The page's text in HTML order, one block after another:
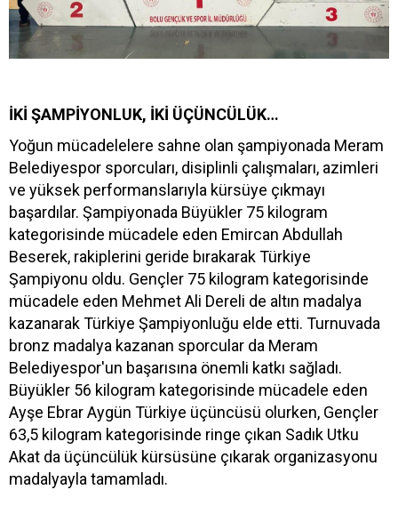
İKİ ŞAMPİYONLUK, İKİ ÜÇÜNCÜLÜK…
Yoğun mücadelelere sahne olan şampiyonada Meram
Belediyespor sporcuları, disiplinli çalışmaları, azimleri
ve yüksek performanslarıyla kürsüye çıkmayı
başardılar. Şampiyonada Büyükler 75 kilogram
kategorisinde mücadele eden Emircan Abdullah
Beserek, rakiplerini geride bırakarak Türkiye
Şampiyonu oldu. Gençler 75 kilogram kategorisinde
mücadele eden Mehmet Ali Dereli de altın madalya
kazanarak Türkiye Şampiyonluğu elde etti. Turnuvada
bronz madalya kazanan sporcular da Meram
Belediyespor'un başarısına önemli katkı sağladı.
Büyükler 56 kilogram kategorisinde mücadele eden
Ayşe Ebrar Aygün Türkiye üçüncüsü olurken, Gençler
63,5 kilogram kategorisinde ringe çıkan Sadık Utku
Akat da üçüncülük kürsüsüne çıkarak organizasyonu
madalyayla tamamladı.